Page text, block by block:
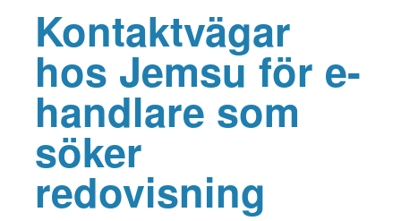
Kontaktvägar
hos Jemsu för e-
handlare som
söker
redovisning